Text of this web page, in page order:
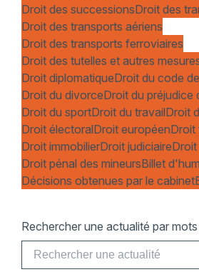
Droit des successionsDroit des
Droit des transports aériens
Droit des transports ferroviaires
Droit des tutelles et autres
Droit diplomatiqueDroit du code
Droit du divorceDroit du préjudice
Droit du sportDroit du travailDroit
Droit électoralDroit européenDroit
Droit immobilierDroit judiciaire
Droit pénal des mineursBillet
Décisions obtenues par le cabinet
Rechercher une actualité par